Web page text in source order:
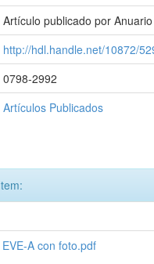
Artículo publicado por
http://hdl.handle.net/10872/
0798-2992
Artículos Publicados
A con foto.pdf